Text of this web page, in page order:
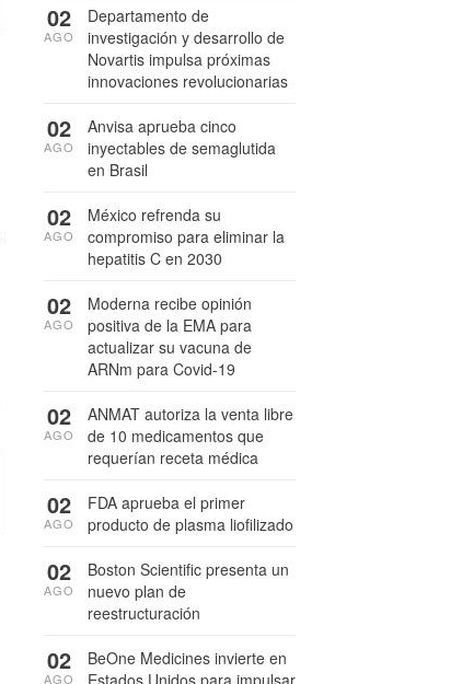
Departamento de
investigación y desarrollo de
Novartis impulsa próximas
innovaciones revolucionarias
02
AGO
Anvisa aprueba cinco
inyectables de semaglutida
en Brasil
02
AGO
México refrenda su
compromiso para eliminar la
hepatitis C en 2030
02
AGO
Moderna recibe opinión
positiva de la EMA para
actualizar su vacuna de
ARNm para Covid-19
02
AGO
ANMAT autoriza la venta libre
de 10 medicamentos que
requerían receta médica
02
AGO
FDA aprueba el primer
producto de plasma liofilizado
02
AGO
Boston Scientific presenta un
nuevo plan de
reestructuración
02
AGO
BeOne Medicines invierte en
Estados Unidos para impulsar
02
AGO